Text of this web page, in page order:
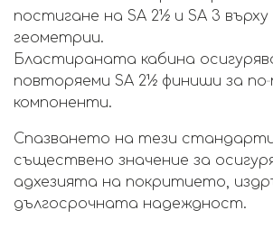
постигане на SA 2½ и SA 3
геометрии.
Бластираната кабина
повторяеми SA 2½ финиши за
компоненти.
Спазването на тези
съществено значение за
адхезията на покритието,
дългосрочната надеждност.